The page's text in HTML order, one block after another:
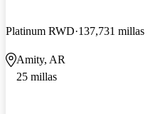
Platinum RWD 137,731 millas
Amity, AR
25 millas